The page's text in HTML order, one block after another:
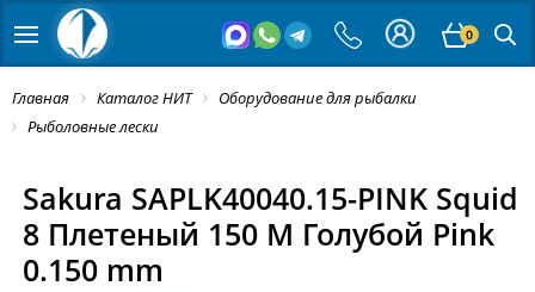
0
Главная Каталог НИТ
Оборудование для рыбалки
Рыболовные лески
Sakura SAPLK40040.15-PINK Squid
8 Плетеный 150 M Голубой Pink
0.150 mm